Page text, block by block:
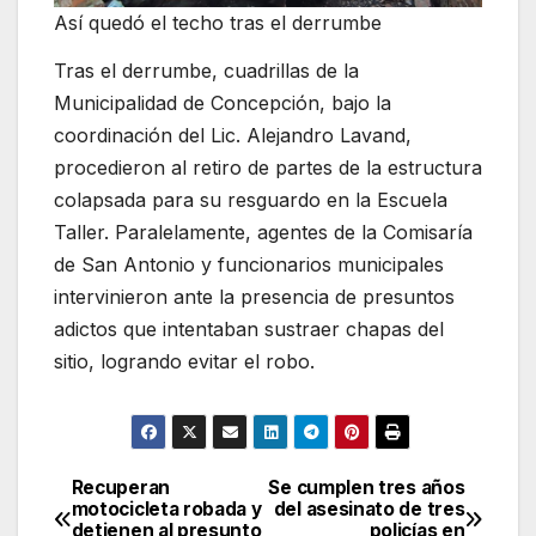
Así quedó el techo tras el derrumbe
Tras el derrumbe, cuadrillas de la
Municipalidad de Concepción, bajo la
coordinación del Lic. Alejandro Lavand,
procedieron al retiro de partes de la estructura
colapsada para su resguardo en la Escuela
Taller. Paralelamente, agentes de la Comisaría
de San Antonio y funcionarios municipales
intervinieron ante la presencia de presuntos
adictos que intentaban sustraer chapas del
sitio, logrando evitar el robo.
NavegaciónSe cumplen tres años
del asesinato de tres
policías en
Recuperan
motocicleta robada y
detienen al presunto